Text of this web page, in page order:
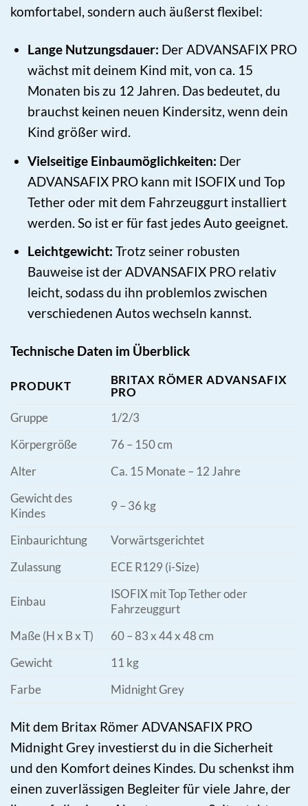
komfortabel, sondern auch äußerst flexibel:
Lange Nutzungsdauer: Der ADVANSAFIX PRO
wächst mit deinem Kind mit, von ca. 15
Monaten bis zu 12 Jahren. Das bedeutet, du
brauchst keinen neuen Kindersitz, wenn dein
Kind größer wird.
Vielseitige Einbaumöglichkeiten: Der
ADVANSAFIX PRO kann mit ISOFIX und Top
Tether oder mit dem Fahrzeuggurt installiert
werden. So ist er für fast jedes Auto geeignet.
Leichtgewicht: Trotz seiner robusten
Bauweise ist der ADVANSAFIX PRO relativ
leicht, sodass du ihn problemlos zwischen
verschiedenen Autos wechseln kannst.
Technische Daten im Überblick
PRODUKT
BRITAX RÖMER ADVANSAFIX
PRO
Gruppe
1/2/3
Körpergröße
76 – 150 cm
Alter
Ca. 15 Monate – 12 Jahre
Gewicht des
Kindes
9 – 36 kg
Einbaurichtung
Vorwärtsgerichtet
Zulassung
ECE R129 (i-Size)
Einbau
ISOFIX mit Top Tether oder
Fahrzeuggurt
Maße (H x B x T)
60 – 83 x 44 x 48 cm
Gewicht
11 kg
Farbe
Midnight Grey
Mit dem Britax Römer ADVANSAFIX PRO
Midnight Grey investierst du in die Sicherheit
und den Komfort deines Kindes. Du schenkst ihm
einen zuverlässigen Begleiter für viele Jahre, der